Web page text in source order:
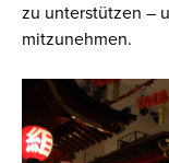
zu unterstützen –
mitzunehmen.